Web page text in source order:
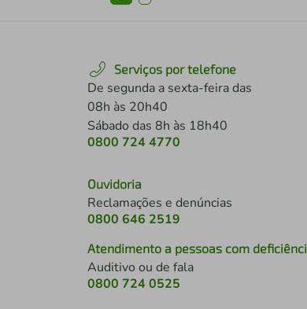
Serviços por telefone
De segunda a sexta-feira das
08h às 20h40
Sábado das 8h às 18h40
0800 724 4770
Ouvidoria
Reclamações e denúncias
0800 646 2519
Atendimento a pessoas com
Auditivo ou de fala
0800 724 0525